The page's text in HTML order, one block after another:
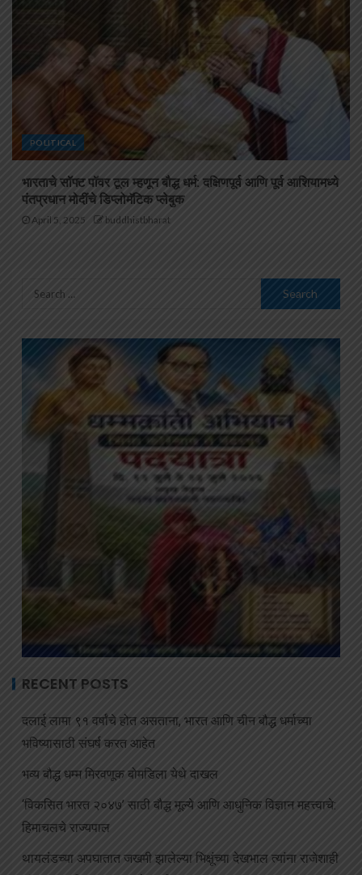
POLITICAL
भारताचे सॉफ्ट पॉवर टूल म्हणून बौद्ध धर्म: दक्षिणपूर्व आणि पूर्व आशियामध्ये
पंतप्रधान मोदींचे डिप्लोमॅटिक प्लेबुक
April 5, 2025 buddhistbharat
RECENT POSTS
दलाई लामा ९१ वर्षांचे होत असताना, भारत आणि चीन बौद्ध धर्माच्या
भविष्यासाठी संघर्ष करत आहेत
भव्य बौद्ध धम्म मिरवणूक बोमडिला येथे दाखल
‘विकसित भारत २०४७’ साठी बौद्ध मूल्ये आणि आधुनिक विज्ञान महत्त्वाचे:
हिमाचलचे राज्यपाल
थायलंडच्या अपघातात जखमी झालेल्या भिक्षूंच्या देखभाल त्यांना राजेशाही